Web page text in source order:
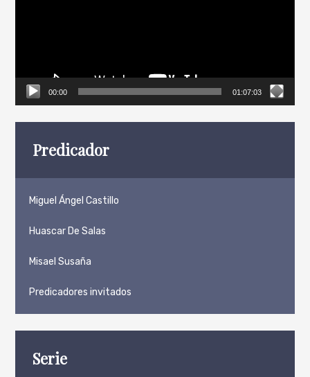
00:00 01:07:03
Predicador
Miguel Ángel Castillo
Huascar De Salas
Misael Susaña
Predicadores invitados
Serie